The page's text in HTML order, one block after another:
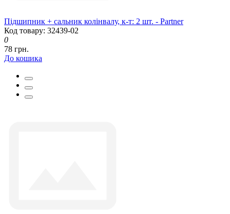
Підшипник + сальник колінвалу, к-т: 2 шт. - Partner
Код товару: 32439-02
0
78 грн.
До кошика